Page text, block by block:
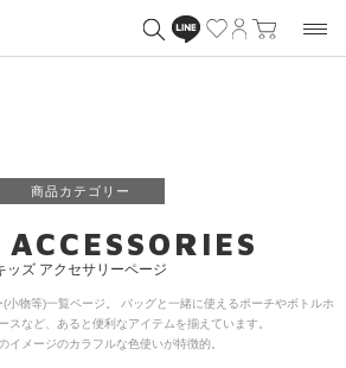
商品カテゴリー
ッズ アクセサリーページ
小物等)一覧ページ。 バッグと一緒に使えるポーチやボトルホ
スなど、あると便利なアイテムを揃えています。
イメージのカラフルな色使いが特徴的。